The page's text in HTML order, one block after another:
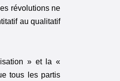
révolutions ne
au qualitatif
» et la «
tous les partis